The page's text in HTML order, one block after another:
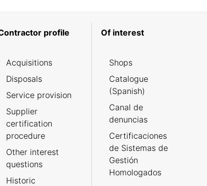
profile
Acquisitions
Disposals
Service provision
Supplier
certification
procedure
Other interest
questions
Historic
Of interest
Shops
Catalogue
(Spanish)
Canal de
denuncias
Certificaciones
de Sistemas de
Gestión
Homologados